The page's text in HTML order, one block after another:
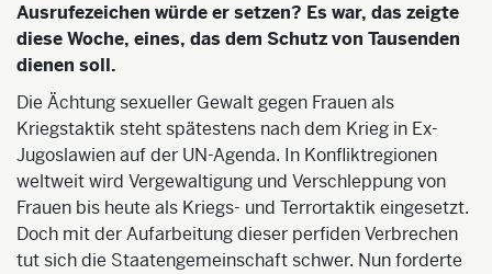
Ausrufezeichen würde er setzen? Es war, das zeigte
diese Woche, eines, das dem Schutz von Tausenden
dienen soll.
Die Ächtung sexueller Gewalt gegen Frauen als
Kriegstaktik steht spätestens nach dem Krieg in Ex-
Jugoslawien auf der UN-Agenda. In Konfliktregionen
weltweit wird Vergewaltigung und Verschleppung von
Frauen bis heute als Kriegs- und Terrortaktik eingesetzt.
Doch mit der Aufarbeitung dieser perfiden Verbrechen
tut sich die Staatengemeinschaft schwer. Nun forderte